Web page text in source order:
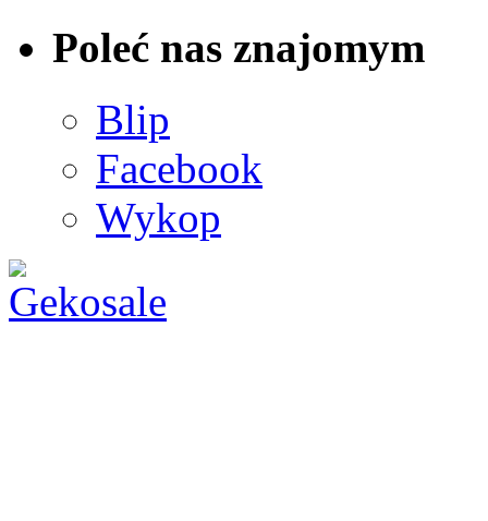
Poleć nas znajomym
Blip
Facebook
Wykop